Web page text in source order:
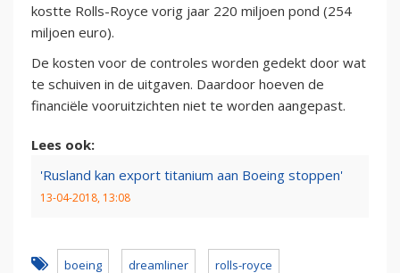
kostte Rolls-Royce vorig jaar 220 miljoen pond (254
miljoen euro).
De kosten voor de controles worden gedekt door wat
te schuiven in de uitgaven. Daardoor hoeven de
financiële vooruitzichten niet te worden aangepast.
Lees ook:
'Rusland kan export titanium aan Boeing stoppen'
13-04-2018, 13:08
boeing dreamliner rolls-royce